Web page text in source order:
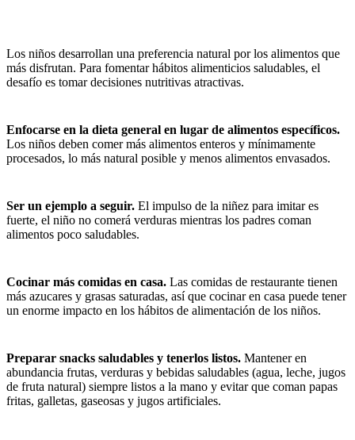
Los niños desarrollan una preferencia natural por los alimentos que
más disfrutan. Para fomentar hábitos alimenticios saludables, el
desafío es tomar decisiones nutritivas atractivas.
Enfocarse en la dieta general en lugar de alimentos específicos.
Los niños deben comer más alimentos enteros y mínimamente
procesados, lo más natural posible y menos alimentos envasados.
Ser un ejemplo a seguir. El impulso de la niñez para imitar es
fuerte, el niño no comerá verduras mientras los padres coman
alimentos poco saludables.
Cocinar más comidas en casa. Las comidas de restaurante tienen
más azucares y grasas saturadas, así que cocinar en casa puede tener
un enorme impacto en los hábitos de alimentación de los niños.
Preparar snacks saludables y tenerlos listos. Mantener en
abundancia frutas, verduras y bebidas saludables (agua, leche, jugos
de fruta natural) siempre listos a la mano y evitar que coman papas
fritas, galletas, gaseosas y jugos artificiales.